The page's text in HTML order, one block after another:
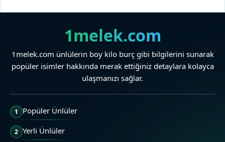
1melek.com
1melek.com ünlülerin boy kilo burç gibi bilgilerini sunarak
popüler isimler hakkında merak ettiğiniz detaylara kolayca
ulaşmanızı sağlar.
1 Popüler Ünlüler
2 Yerli Ünlüler